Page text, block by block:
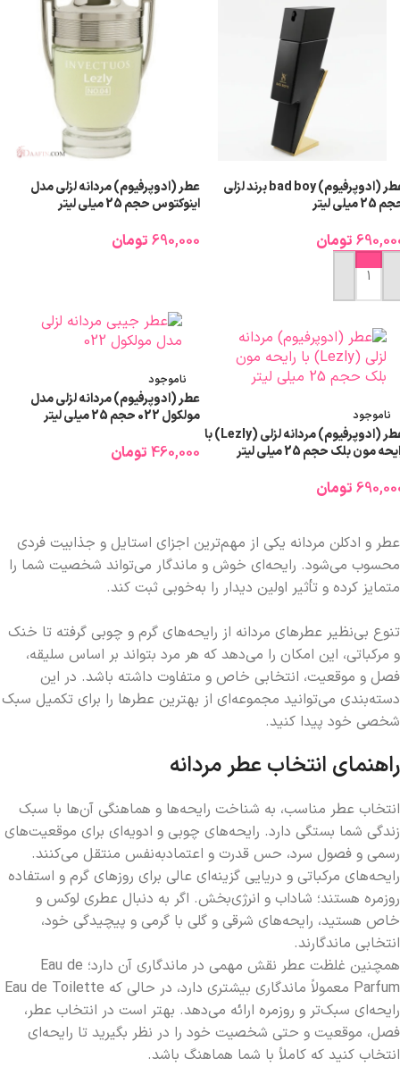
عطر (ادوپرفیوم) bad boy برند لزلی
میلی لیتر
تومان
افزودن به سبد خرید
عطر (ادوپرفیوم) مردانه لزلی مدل
اینوکتوس حجم 25 میلی لیتر
690,000 تومان
ناموجود
عطر (ادوپرفیوم) مردانه لزلی مدل
مولکول 022 حجم 25 میلی لیتر
460,000 تومان
ناموجود
عطر (ادوپرفیوم) مردانه لزلی (Lezly) با
مون بلک حجم 25 میلی لیتر
تومان
عطر و ادکلن مردانه یکی از مهم‌ترین اجزای استایل و جذابیت فردی
محسوب می‌شود. رایحه‌ای خوش و ماندگار می‌تواند شخصیت شما را
متمایز کرده و تأثیر اولین دیدار را به‌خوبی ثبت کند.
تنوع بی‌نظیر عطرهای مردانه از رایحه‌های گرم و چوبی گرفته تا خنک
و مرکباتی، این امکان را می‌دهد که هر مرد بتواند بر اساس سلیقه،
فصل و موقعیت، انتخابی خاص و متفاوت داشته باشد. در این
دسته‌بندی می‌توانید مجموعه‌ای از بهترین عطرها را برای تکمیل سبک
شخصی خود پیدا کنید.
راهنمای انتخاب عطر مردانه
انتخاب عطر مناسب، به شناخت رایحه‌ها و هماهنگی آن‌ها با سبک
زندگی شما بستگی دارد. رایحه‌های چوبی و ادویه‌ای برای موقعیت‌های
رسمی و فصول سرد، حس قدرت و اعتمادبه‌نفس منتقل می‌کنند.
رایحه‌های مرکباتی و دریایی گزینه‌ای عالی برای روزهای گرم و استفاده
روزمره هستند؛ شاداب و انرژی‌بخش. اگر به دنبال عطری لوکس و
خاص هستید، رایحه‌های شرقی و گلی با گرمی و پیچیدگی خود،
انتخابی ماندگارند.
همچنین غلظت عطر نقش مهمی در ماندگاری آن دارد؛ Eau de
Parfum معمولاً ماندگاری بیشتری دارد، در حالی که Eau de Toilette
رایحه‌ای سبک‌تر و روزمره ارائه می‌دهد. بهتر است در انتخاب عطر،
فصل، موقعیت و حتی شخصیت خود را در نظر بگیرید تا رایحه‌ای
انتخاب کنید که کاملاً با شما هماهنگ باشد.